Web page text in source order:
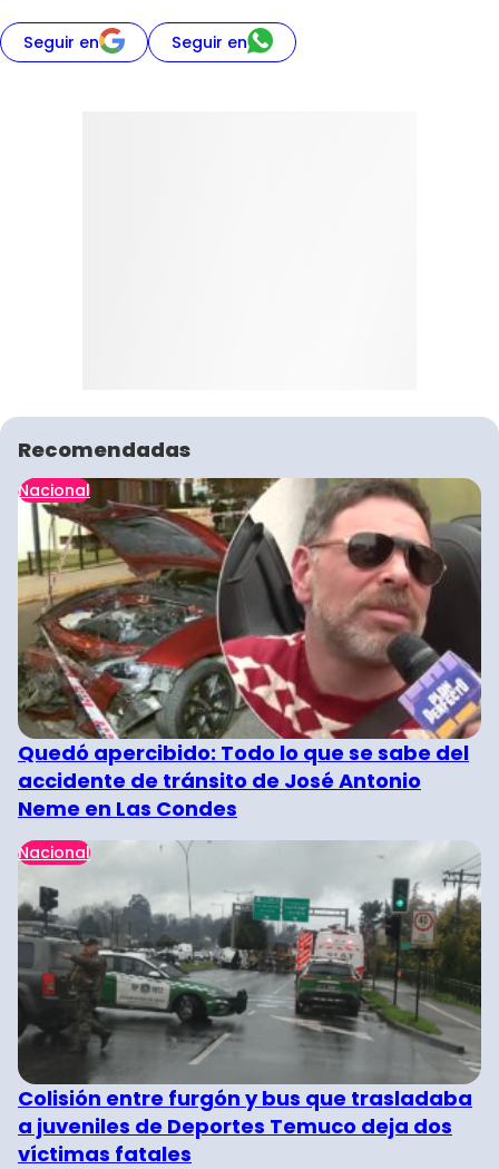
Seguir en Seguir en
Recomendadas
Nacional
Quedó apercibido: Todo lo que se sabe del
accidente de tránsito de José Antonio
Neme en Las Condes
Nacional
Colisión entre furgón y bus que trasladaba
a juveniles de Deportes Temuco deja dos
víctimas fatales